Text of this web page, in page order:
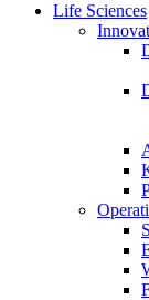
Life Sciences